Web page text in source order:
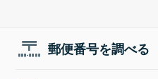
郵便番号を調べる